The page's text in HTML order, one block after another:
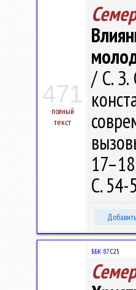
471
полный
текст
/ С. З.
С. 54-
ББК 87.С25